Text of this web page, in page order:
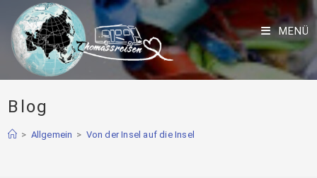
MENÜ
Blog
> Allgemein > Von der Insel auf die Insel